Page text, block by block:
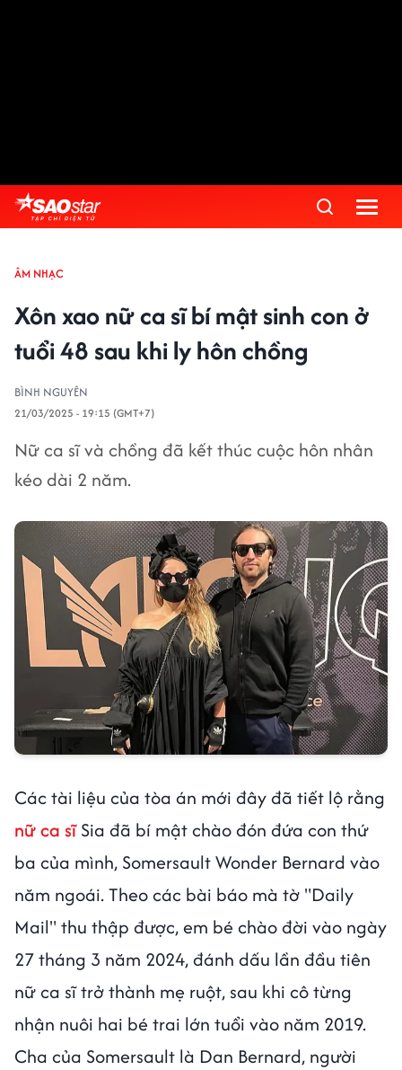
ÂM NHẠC
Xôn xao nữ ca sĩ bí mật sinh con ở
tuổi 48 sau khi ly hôn chồng
BÌNH NGUYÊN
21/03/2025 - 19:15 (GMT+7)
Nữ ca sĩ và chồng đã kết thúc cuộc hôn nhân
kéo dài 2 năm.
Các tài liệu của tòa án mới đây đã tiết lộ rằng
nữ ca sĩSia đã bí mật chào đón đứa con thứ
ba của mình, Somersault Wonder Bernard vào
năm ngoái. Theo các bài báo mà tờ "Daily
Mail" thu thập được, em bé chào đời vào ngày
27 tháng 3 năm 2024, đánh dấu lần đầu tiên
nữ ca sĩ trở thành mẹ ruột, sau khi cô từng
nhận nuôi hai bé trai lớn tuổi vào năm 2019.
Cha của Somersault là Dan Bernard, người